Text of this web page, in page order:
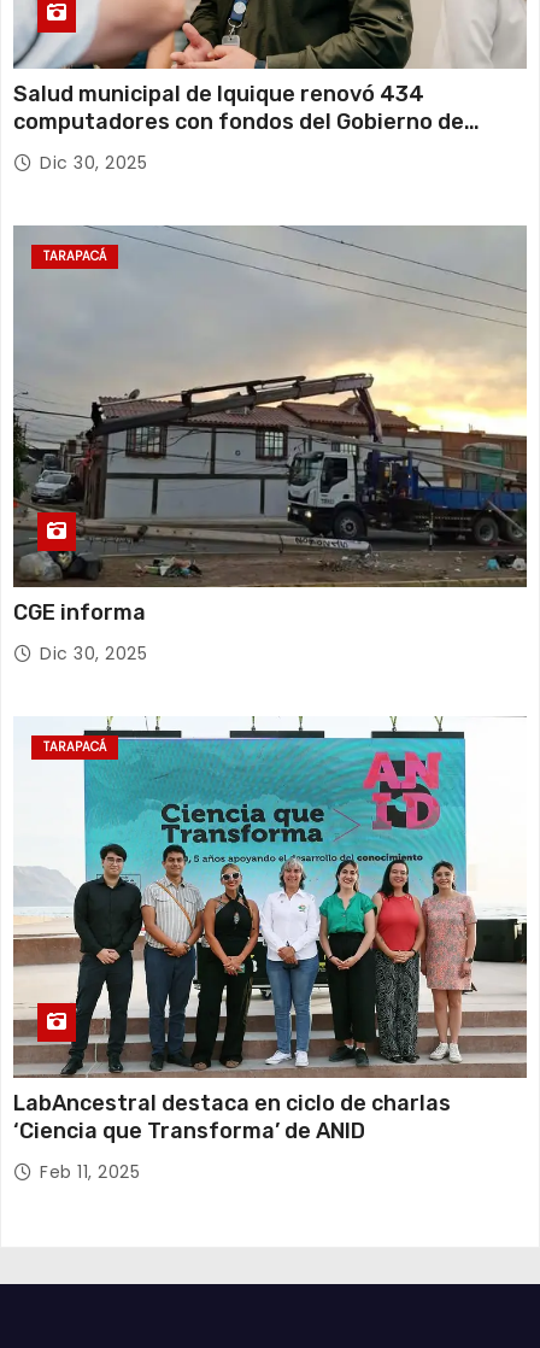
Salud municipal de Iquique renovó 434
computadores con fondos del Gobierno de
Tarapacá
Dic 30, 2025
TARAPACÁ
CGE informa
Dic 30, 2025
TARAPACÁ
LabAncestral destaca en ciclo de charlas
‘Ciencia que Transforma’ de ANID
Feb 11, 2025